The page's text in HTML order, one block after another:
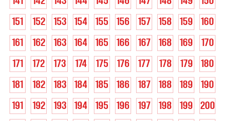
151
152 153 154 155 156 157 158 159
160
161
162 163 164 165 166 167 168 169
170
171
172 173 174 175 176 177 178 179
180
181
182 183 184 185 186 187 188 189
190
191
192 193 194 195 196 197 198 199
200